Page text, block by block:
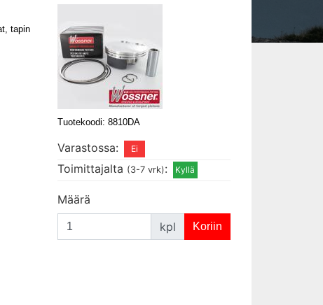
tapin
Tuotekoodi: 8810DA
Varastossa:
Toimittajalta (3-7 vrk):
Määrä
kpl